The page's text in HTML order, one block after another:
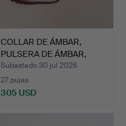
COLLAR DE ÁMBAR,
PULSERA DE ÁMBAR,
JUNTO C…
Subastado 30 jul 2026
27 pujas
305 USD